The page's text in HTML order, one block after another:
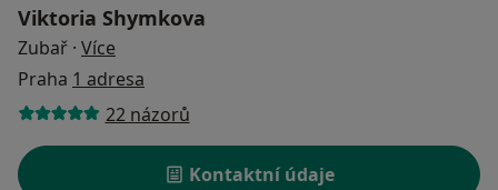
Viktoria Shymkova
Zubař · Více
Praha 1 adresa
22 názorů
Kontaktní údaje